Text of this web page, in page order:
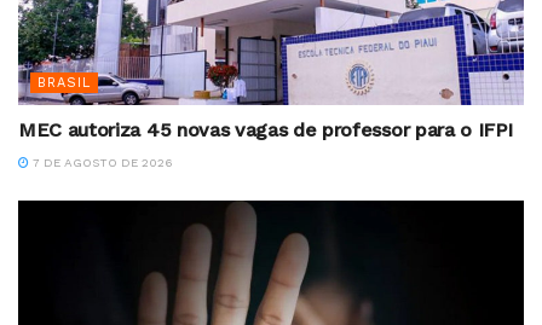
BRASIL
MEC autoriza 45 novas vagas de professor para o IFPI
7 DE AGOSTO DE 2026